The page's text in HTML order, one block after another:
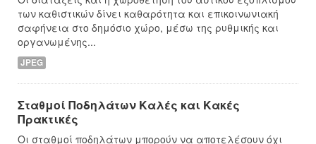
των καθιστικών δίνει καθαρότητα και επικοινωνιακή
σαφήνεια στο δημόσιο χώρο, μέσω της ρυθμικής και
οργανωμένης...
JPEG
Σταθμοί Ποδηλάτων Καλές και Κακές
Πρακτικές
Οι σταθμοί ποδηλάτων μπορούν να αποτελέσουν όχι